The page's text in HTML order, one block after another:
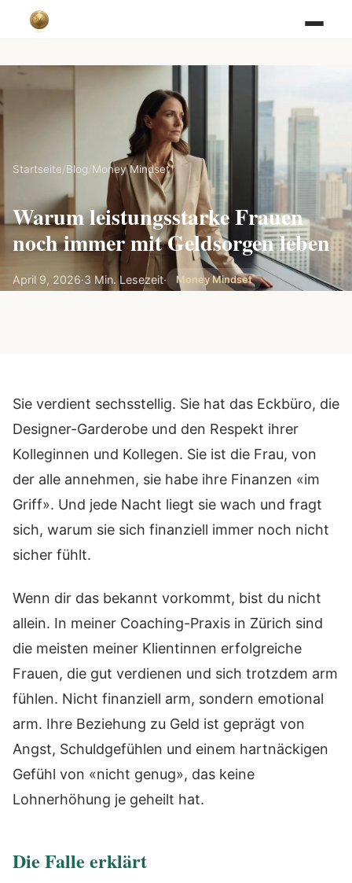
Startseite/Blog/Money Mindset
Warum leistungsstarke Frauen
noch immer mit Geldsorgen leben
April 9, 2026·3 Min. Lesezeit· Money Mindset
Sie verdient sechsstellig. Sie hat das Eckbüro, die
Designer-Garderobe und den Respekt ihrer
Kolleginnen und Kollegen. Sie ist die Frau, von
der alle annehmen, sie habe ihre Finanzen «im
Griff». Und jede Nacht liegt sie wach und fragt
sich, warum sie sich finanziell immer noch nicht
sicher fühlt.
Wenn dir das bekannt vorkommt, bist du nicht
allein. In meiner Coaching-Praxis in Zürich sind
die meisten meiner Klientinnen erfolgreiche
Frauen, die gut verdienen und sich trotzdem arm
fühlen. Nicht finanziell arm, sondern emotional
arm. Ihre Beziehung zu Geld ist geprägt von
Angst, Schuldgefühlen und einem hartnäckigen
Gefühl von «nicht genug», das keine
Lohnerhöhung je geheilt hat.
Die Falle erklärt